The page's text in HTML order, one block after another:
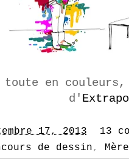
en
d'
17, 2013
13
de dessin,